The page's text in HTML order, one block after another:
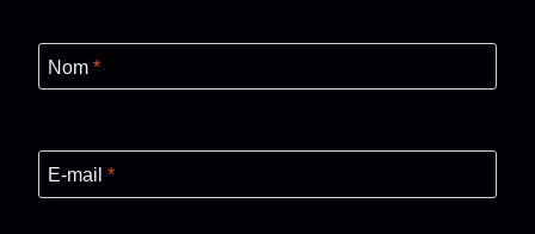
Nom *
E-mail *